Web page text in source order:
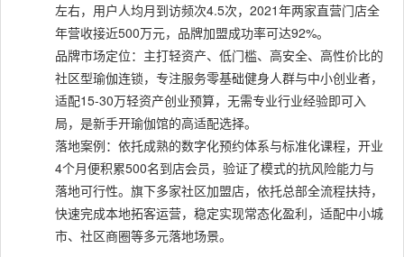
左右，用户人均月到访频次4.5次，2021年两家直营门店全
年营收接近500万元，品牌加盟成功率可达92%。
品牌市场定位：主打轻资产、低门槛、高安全、高性价比的
社区型瑜伽连锁，专注服务零基础健身人群与中小创业者，
适配15-30万轻资产创业预算，无需专业行业经验即可入
局，是新手开瑜伽馆的高适配选择。
落地案例：依托成熟的数字化预约体系与标准化课程，开业
4个月便积累500名到店会员，验证了模式的抗风险能力与
落地可行性。旗下多家社区加盟店，依托总部全流程扶持，
快速完成本地拓客运营，稳定实现常态化盈利，适配中小城
市、社区商圈等多元落地场景。